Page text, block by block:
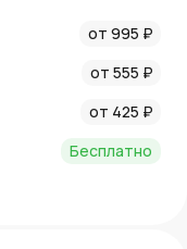
(см): 65; Метка
от 995 ₽
от 555 ₽
от 425 ₽
Бесплатно